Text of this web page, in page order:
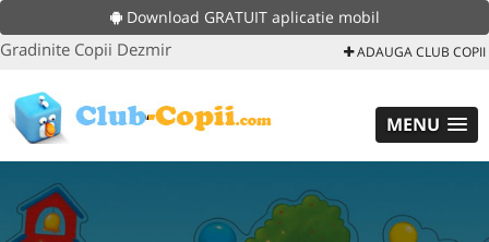
Download GRATUIT aplicatie mobil
Gradinite Copii Dezmir ADAUGA CLUB COPII
MENU